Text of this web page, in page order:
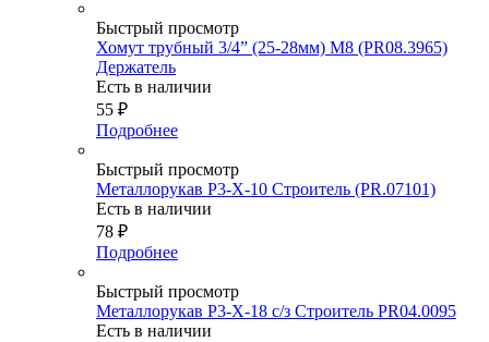
Быстрый просмотр
Хомут трубный 3/4” (25-28мм) М8 (PR08.3965)
Держатель
Есть в наличии
55 ₽
Подробнее
Быстрый просмотр
Металлорукав Р3-Х-10 Строитель (PR.07101)
Есть в наличии
78 ₽
Подробнее
Быстрый просмотр
Металлорукав Р3-Х-18 с/з Строитель PR04.0095
Есть в наличии